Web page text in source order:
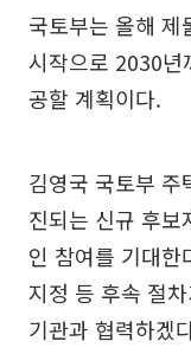
국토부는 올해 제
시작으로 2030년
공할 계획이다.
김영국 국토부 주
진되는 신규 후보
인 참여를 기대한
지정 등 후속 절
기관과 협력하겠